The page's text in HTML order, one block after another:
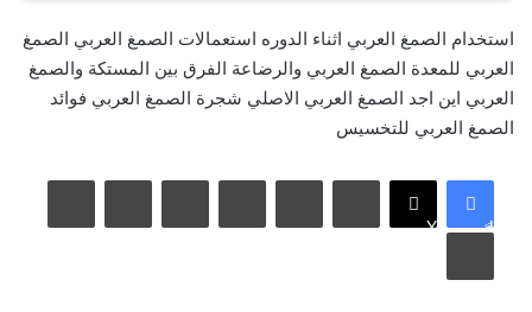
استخدام الصمغ العربي اثناء الدوره استعمالات الصمغ العربي الصمغ
العربي للمعدة الصمغ العربي والرضاعة الفرق بين المستكة والصمغ
العربي اين اجد الصمغ العربي الاصلي شجرة الصمغ العربي فوائد
الصمغ العربي للتخسيس
فيسبوك
X
لينكدإن بينتيريست
مشاركة عبر البريد
طباعة